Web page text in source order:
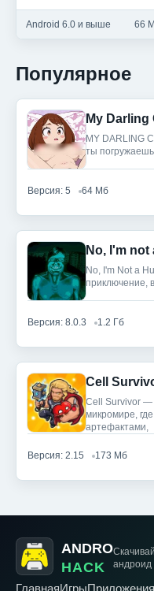
Android 6.0 и выше 66
Популярное
My Darling
MY DARLING
ты
Версия: 5 64 Мб
No, I'm not
No, I'm Not a
приключение,
Версия: 8.0.3 1.2 Гб
Cell
Cell Survivor —
микромире,
артефактами,
Версия: 2.15 173 Мб
ANDRO
HACK
андроид
ГлавнаяИгрыПриложения